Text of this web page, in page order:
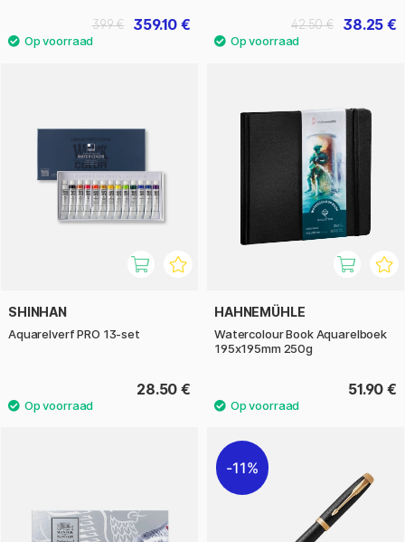
359.10 €
399 € 38.25 €
42.50 €
SHINHAN
Aquarelverf PRO 13-set
28.50 €
HAHNEMÜHLE
Watercolour Book Aquarelboek
195x195mm 250g
51.90 €
11%